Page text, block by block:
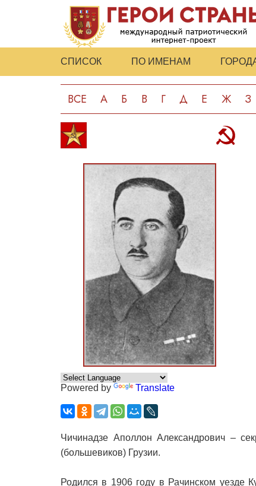
СПИСОК ПО ИМЕНАМ
ВСЕ А Б В Г Д Е Ж З
Powered by Translate
Чичинадзе Аполлон Александрович –
(большевиков) Грузии.
Родился в 1906 году в Рачинском уезде